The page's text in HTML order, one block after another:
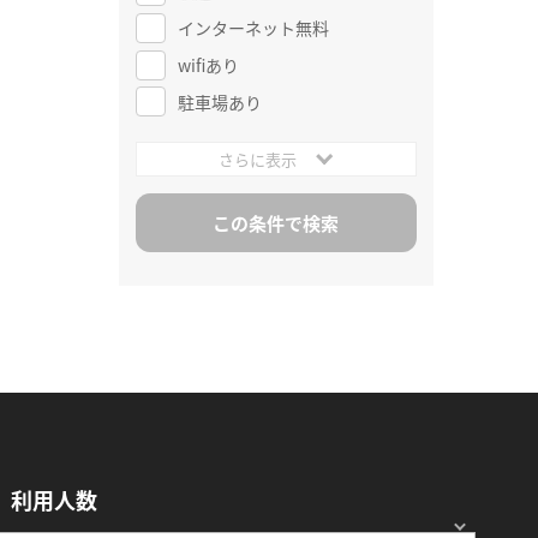
インターネット無料
wifiあり
駐車場あり
さらに表示
利用人数